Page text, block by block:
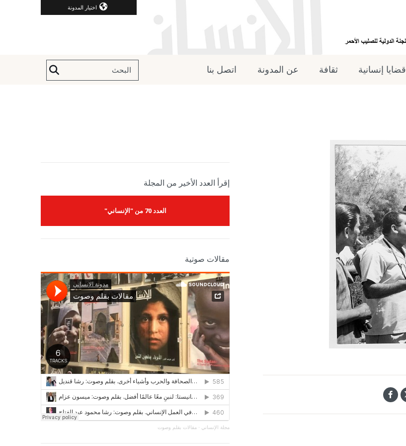
اختيار المدونة
قضايا إنسانية ثقافة عن المدونة اتصل بنا
إقرأ العدد الأخير من المجلة
العدد 70 من "الإنساني"
مقالات صوتية
مجلة الإنساني · مقالات بقلم وصوت